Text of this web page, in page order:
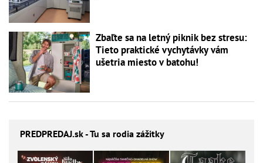
Zbaľte sa na letný piknik bez stresu:
Tieto praktické vychytávky vám
ušetria miesto v batohu!
PREDPREDAJ.sk - Tu sa rodia zážitky